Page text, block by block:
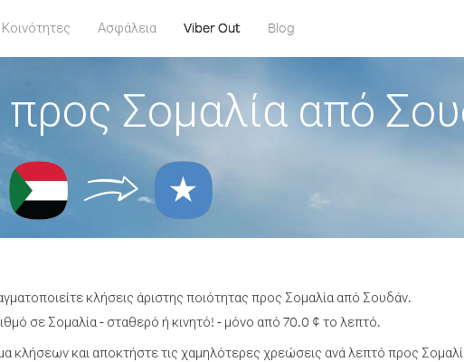
Κοινότητες Ασφάλεια Viber Out Blog
Σομαλία από
κλήσεις άριστης ποιότητας προς Σομαλία από Σουδάν.
σε Σομαλία - σταθερό ή κινητό! - μόνο από 70.0 ¢ το λεπτό.
κλήσεων και αποκτήστε τις χαμηλότερες χρεώσεις ανά λεπτό προς